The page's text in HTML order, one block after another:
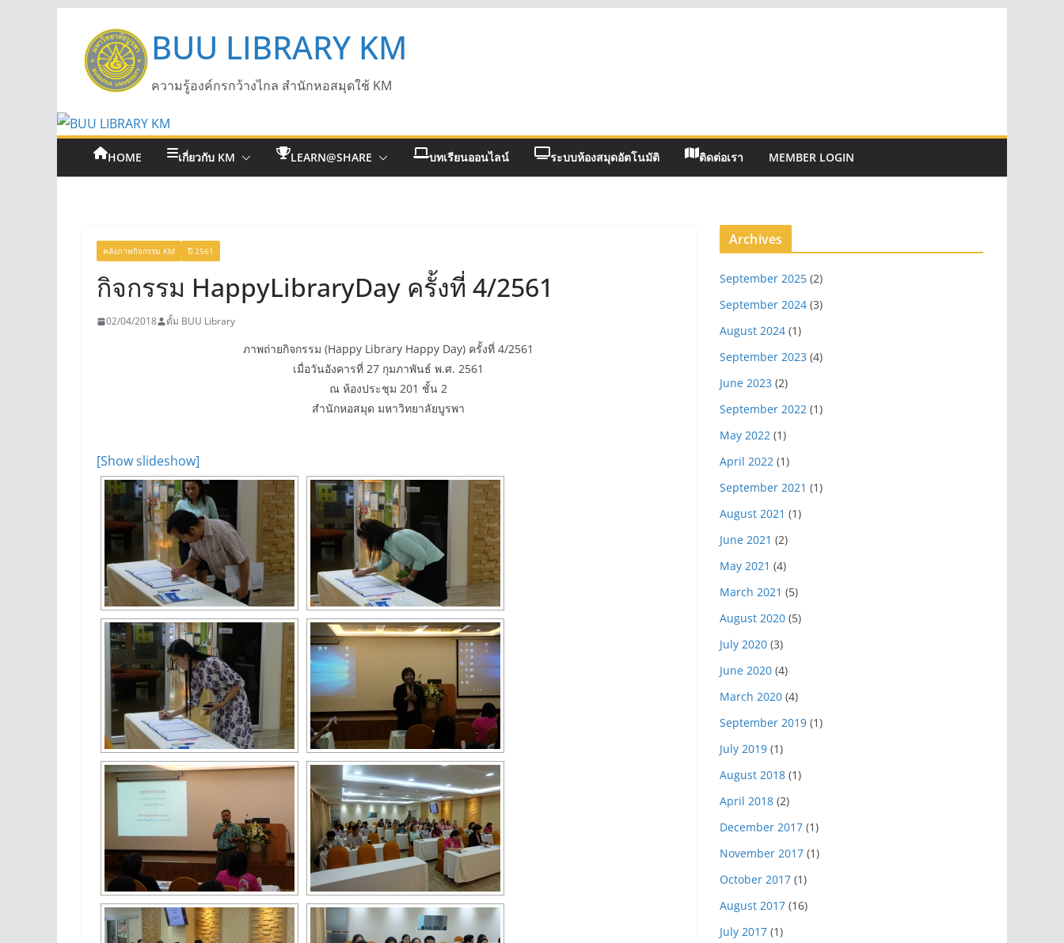
BUU LIBRARY KM
ความรู้องค์กรกว้างไกล สำนักหอสมุดใช้ KM
HOME เกี่ยวกับ KM LEARN@SHARE บทเรียนออนไลน์ ระบบห้องสมุดอัตโนมัติ ติดต่อเรา MEMBER LOGIN
คลังภาพกิจกรรม KM ปี 2561
กิจกรรม HappyLibraryDay ครั้งที่ 4/2561
02/04/2018 ตั้ม BUU Library
ภาพถ่ายกิจกรรม (Happy Library Happy Day) ครั้งที่ 4/2561
เมื่อวันอังคารที่ 27 กุมภาพันธ์ พ.ศ. 2561
ณ ห้องประชุม 201 ชั้น 2
สำนักหอสมุด มหาวิทยาลัยบูรพา
[Show slideshow]
Archives
September 2025 (2)
September 2024 (3)
August 2024 (1)
September 2023 (4)
June 2023 (2)
September 2022 (1)
May 2022 (1)
April 2022 (1)
September 2021 (1)
August 2021 (1)
June 2021 (2)
May 2021 (4)
March 2021 (5)
August 2020 (5)
July 2020 (3)
June 2020 (4)
March 2020 (4)
September 2019 (1)
July 2019 (1)
August 2018 (1)
April 2018 (2)
December 2017 (1)
November 2017 (1)
October 2017 (1)
August 2017 (16)
July 2017 (1)